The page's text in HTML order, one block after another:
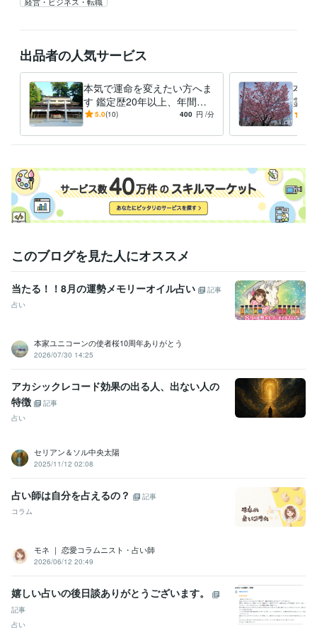
出品者の人気サービス
本気で運命を変えたい方へま
す 鑑定歴20年以上、年間数
百人以上行っています
5.0(10) 400 円 /分
本物
霊視
に
このブログを見た人にオススメ
当たる！！8月の運勢メモリーオイル占い
記事
占い
本家ユニコーンの使者桜10周年ありがとう
2026/07/30 14:25
アカシックレコード効果の出る人、出ない人の
特徴
記事
占い
セリアン＆ソル中央太陽
2025/11/12 02:08
占い師は自分を占えるの？
記事
コラム
モネ ｜ 恋愛コラムニスト・占い師
2026/06/12 20:49
嬉しい占いの後日談ありがとうございます。
記事
占い